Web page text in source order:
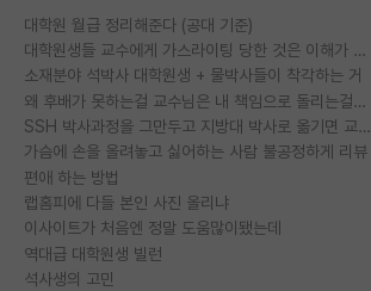
대학원 월급 정리해준다 (공대 기준)
대학원생들 교수에게 가스라이팅 당한 것은 이해가 갑니다. 안타깝네요.
소재분야 석박사 대학원생 + 물박사들이 착각하는 거
왜 후배가 못하는걸 교수님은 내 책임으로 돌리는걸까요?
SSH 박사과정을 그만두고 지방대 박사로 옮기면 교수의 꿈은 끝일까요?
가슴에 손을 올려놓고 싫어하는 사람 불공정하게 리뷰
편애 하는 방법
랩홈피에 다들 본인 사진 올리냐
이사이트가 처음엔 정말 도움많이됐는데
역대급 대학원생 빌런
석사생의 고민